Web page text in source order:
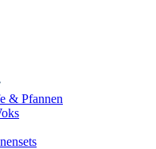
& Pfannen